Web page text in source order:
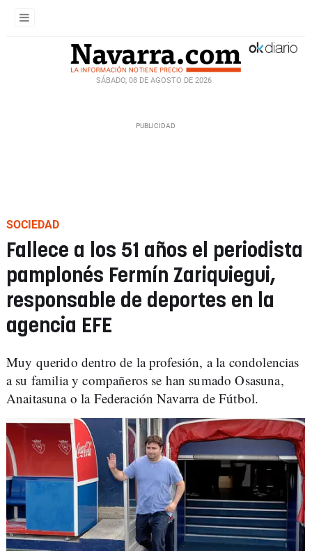
SÁBADO, 08 DE AGOSTO DE 2026
SOCIEDAD
Fallece a los 51 años el periodista
pamplonés Fermín Zariquiegui,
responsable de deportes en la
agencia EFE
Muy querido dentro de la profesión, a la condolencias
a su familia y compañeros se han sumado Osasuna,
Anaitasuna o la Federación Navarra de Fútbol.